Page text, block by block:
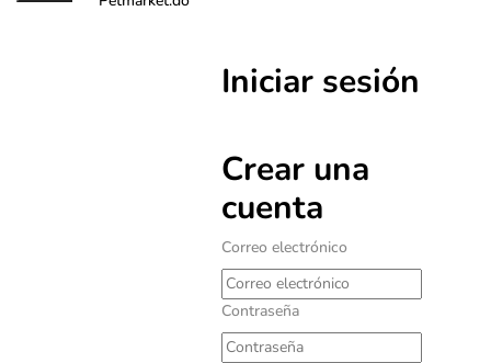
Iniciar sesión
Crear una
cuenta
Correo electrónico
Contraseña